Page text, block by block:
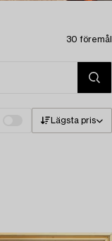
30 föremål
Lägsta pris